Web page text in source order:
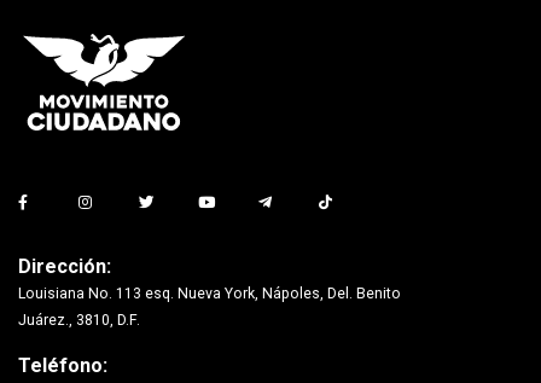
Dirección:
Louisiana No. 113 esq. Nueva York, Nápoles, Del. Benito
Juárez., 3810, D.F.
Teléfono: